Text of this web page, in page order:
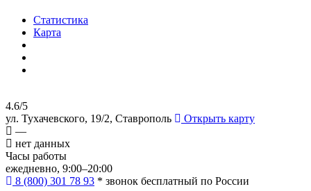
Статистика
Карта
4.6/5
ул. Тухачевского, 19/2, Ставрополь
Открыть карту
—
нет данных
Часы работы
ежедневно, 9:00–20:00
8 (800) 301 78 93 * звонок бесплатный по России